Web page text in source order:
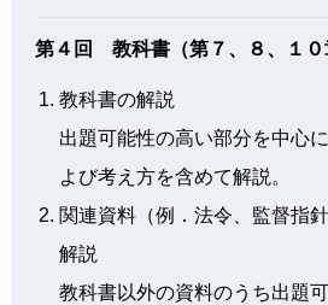
第４回 教科書（第７、８、１０
教科書の解説
出題可能性の高い部分を中心
よび考え方を含めて解説。
関連資料（例．法令、監督指
解説
教科書以外の資料のうち出題